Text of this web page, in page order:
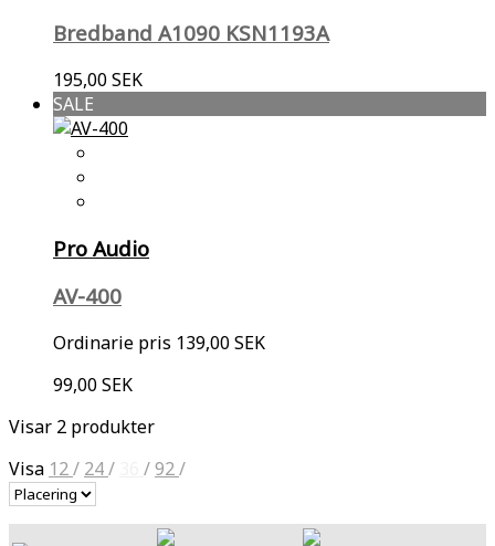
Bredband A1090 KSN1193A
195,00 SEK
SALE
Pro Audio
AV-400
Ordinarie pris 139,00 SEK
99,00 SEK
Visar 2 produkter
Visa 12/ 24/ /92/